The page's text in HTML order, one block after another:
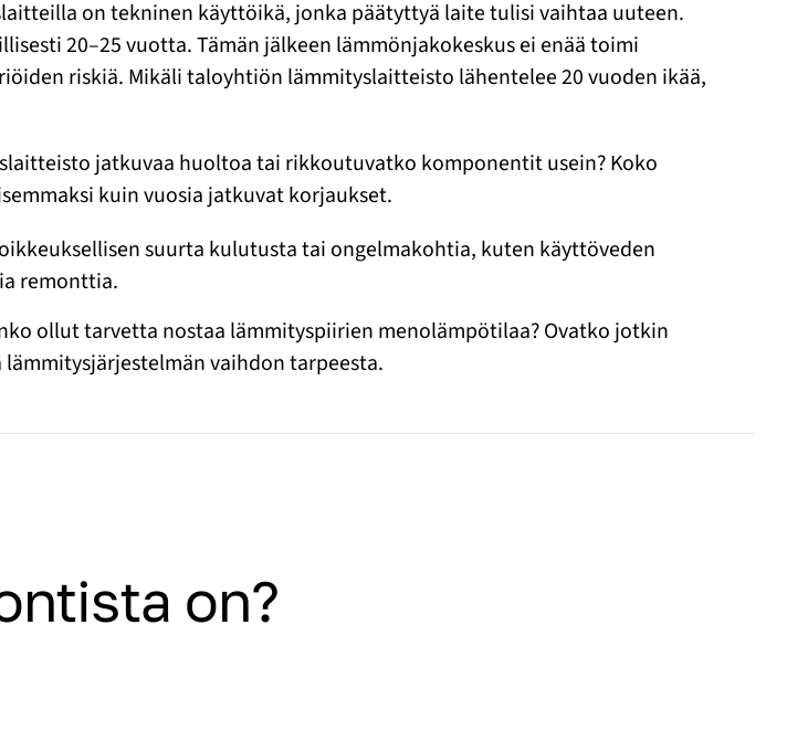
on tekninen käyttöikä, jonka päätyttyä laite tulisi vaihtaa uuteen.
20–25 vuotta. Tämän jälkeen lämmönjakokeskus ei enää toimi
riskiä. Mikäli taloyhtiön lämmityslaitteisto lähentelee 20 vuoden ikää,
jatkuvaa huoltoa tai rikkoutuvatko komponentit usein? Koko
kuin vuosia jatkuvat korjaukset.
suurta kulutusta tai ongelmakohtia, kuten käyttöveden
remonttia.
ollut tarvetta nostaa lämmityspiirien menolämpötilaa? Ovatko jotkin
vaihdon tarpeesta.
on?